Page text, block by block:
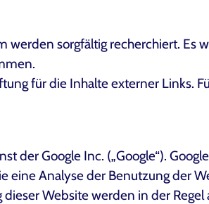
sorgfältig recherchiert. Es
für die Inhalte externer Links.
Google Inc. („Google“).
Analyse der Benutzung der
Website werden in der Regel